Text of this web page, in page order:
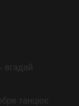
вгадай
танцює